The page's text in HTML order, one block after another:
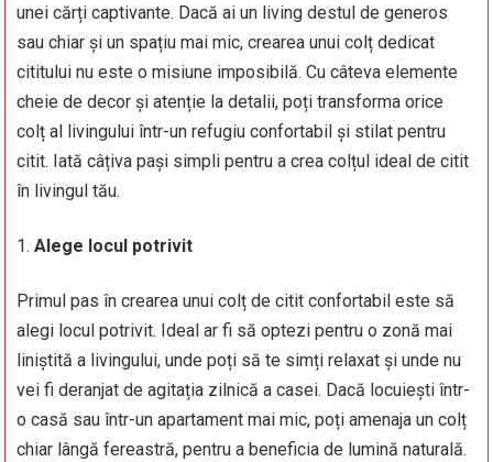
unei cărți captivante. Dacă ai un living destul de generos
sau chiar și un spațiu mai mic, crearea unui colț dedicat
cititului nu este o misiune imposibilă. Cu câteva elemente
cheie de decor și atenție la detalii, poți transforma orice
colț al livingului într-un refugiu confortabil și stilat pentru
citit. Iată câțiva pași simpli pentru a crea colțul ideal de citit
în livingul tău.
Alege locul potrivit
Primul pas în crearea unui colț de citit confortabil este să
alegi locul potrivit. Ideal ar fi să optezi pentru o zonă mai
liniștită a livingului, unde poți să te simți relaxat și unde nu
vei fi deranjat de agitația zilnică a casei. Dacă locuiești într-
o casă sau într-un apartament mai mic, poți amenaja un colț
chiar lângă fereastră, pentru a beneficia de lumină naturală.